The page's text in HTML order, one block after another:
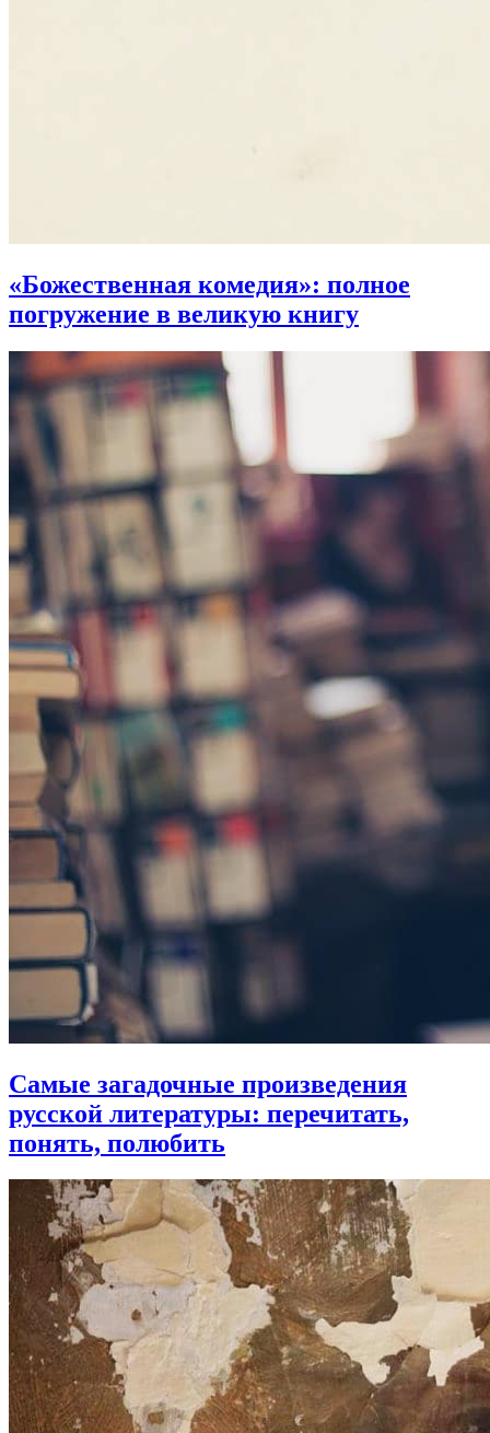
«Божественная комедия»: полное
погружение в великую книгу
Самые загадочные произведения
русской литературы: перечитать,
понять, полюбить